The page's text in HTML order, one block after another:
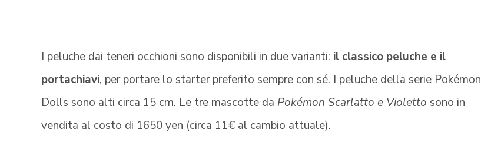
I peluche dai teneri occhioni sono disponibili in due varianti: il classico peluche e il
portachiavi, per portare lo starter preferito sempre con sé. I peluche della serie Pokémon
Dolls sono alti circa 15 cm. Le tre mascotte da Pokémon Scarlatto e Violetto sono in
vendita al costo di 1650 yen (circa 11€ al cambio attuale).